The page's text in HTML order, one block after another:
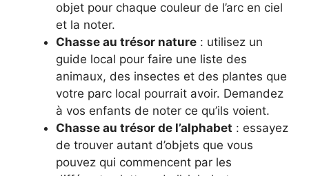
objet pour chaque couleur de l’arc en ciel
et la noter.
Chasse au trésor nature : utilisez un
guide local pour faire une liste des
animaux, des insectes et des plantes que
votre parc local pourrait avoir. Demandez
à vos enfants de noter ce qu’ils voient.
Chasse au trésor de l’alphabet : essayez
de trouver autant d’objets que vous
pouvez qui commencent par les